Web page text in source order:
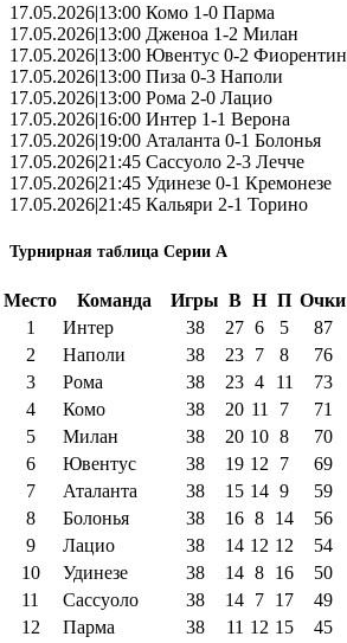
17.05.2026|13:00 Комо 1-0 Парма
17.05.2026|13:00 Дженоа 1-2 Милан
17.05.2026|13:00 Ювентус 0-2
17.05.2026|13:00 Пиза 0-3 Наполи
17.05.2026|13:00 Рома 2-0 Лацио
17.05.2026|16:00 Интер 1-1 Верона
17.05.2026|19:00 Аталанта 0-1 Болонья
17.05.2026|21:45 Сассуоло 2-3 Лечче
17.05.2026|21:45 Удинезе 0-1 Кремонезе
17.05.2026|21:45 Кальяри 2-1 Торино
Турнирная таблица Серии А
Место Команда Игры В Н П Очки
1
Интер 38 27 6 5
87
2
Наполи 38 23 7 8
76
3
Рома 38 23 4 11
73
4
Комо 38 20 11 7
71
5
Милан 38 20 10 8
70
6
Ювентус 38 19 12 7
69
7
Аталанта 38 15 14 9
59
8
Болонья 38 16 8 14
56
9
Лацио 38 14 12 12
54
10
Удинезе 38 14 8 16
50
11
Сассуоло 38 14 7 17
49
12
Парма 38 11 12 15
45